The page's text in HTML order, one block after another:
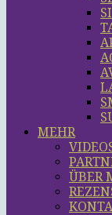
MEHR
ÜBER